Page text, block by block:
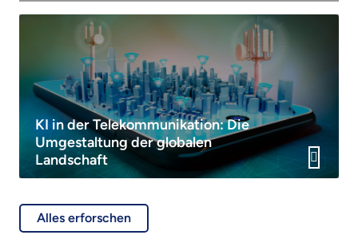
KI in der Telekommunikation: Die
Umgestaltung der globalen
Landschaft
Alles erforschen